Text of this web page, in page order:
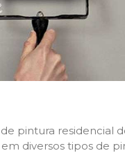
pintura
diversos tipos de